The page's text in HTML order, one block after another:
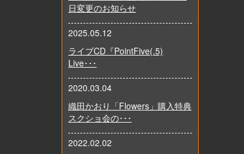
日変更のお知らせ
2025.05.12
ライブCD『PointFive(.5)
Live･･･
2020.03.04
織田かおり「Flowers」購入特典
スクショ会の･･･
2022.02.02